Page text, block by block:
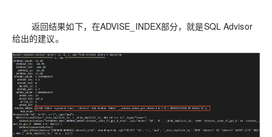
返回结果如下，在ADVISE_INDEX部分，就是SQL Advisor
给出的建议。